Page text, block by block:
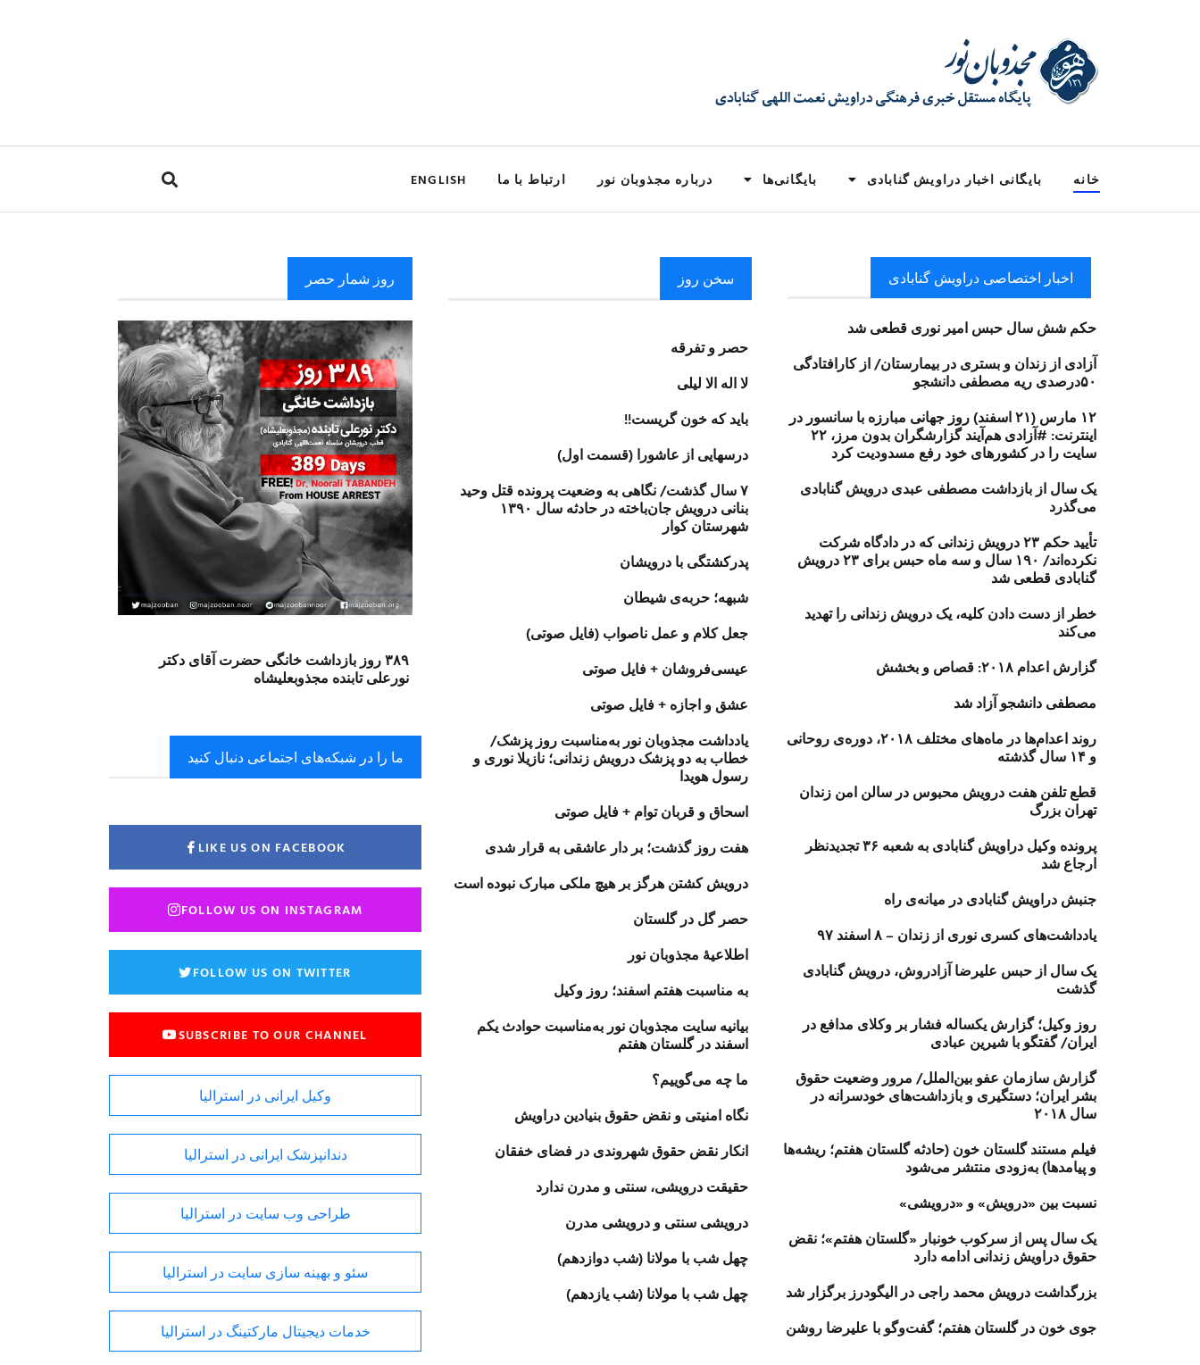
خانه بایگانی اخبار دراویش گنابادی بایگانی‌ها درباره مجذوبان نور ارتباط با ما ENGLISH
اخبار اختصاصی دراویش گنابادی
حکم شش سال حبس امیر نوری قطعی شد
آزادی از زندان و بستری در بیمارستان/ از کارافتادگی
۵۰درصدی ریه مصطفی دانشجو
۱۲ مارس (۲۱ اسفند) روز جهانی مبارزه با سانسور در
اینترنت: #آزادی هم‌آیند گزارشگران‌ بدون مرز، ۲۲
سایت را در کشورهای خود رفع مسدودیت کرد
یک سال از بازداشت مصطفی عبدی درویش گنابادی
می‌گذرد
تأیید حکم ۲۳ درویش زندانی که در دادگاه شرکت
نکرده‌اند/ ۱۹۰ سال و سه ماه حبس برای ۲۳ درویش
گنابادی قطعی شد
خطر از دست دادن کلیه، یک درویش زندانی را تهدید
می‌کند
گزارش اعدام ۲۰۱۸: قصاص و بخشش
مصطفی دانشجو آزاد شد
روند اعدام‌ها در ماه‌های مختلف ۲۰۱۸، دوره‌ی روحانی
و ۱۴ سال گذشته
قطع تلفن هفت درویش محبوس در سالن امن زندان
تهران بزرگ
پرونده وکیل دراویش گنابادی به شعبه ۳۶ تجدیدنظر
ارجاع شد
جنبش دراویش گنابادی در میانه‌ی راه
یادداشت‌های کسری نوری از زندان – ۸ اسفند ۹۷
یک سال از حبس علیرضا آزادروش، درویش گنابادی
گذشت
روز وکیل؛ گزارش یکساله فشار بر وکلای مدافع در
ایران/ گفتگو با شیرین عبادی
گزارش سازمان عفو بین‌الملل/ مرور وضعیت حقوق
بشر ایران؛ دستگیری و بازداشت‌های خودسرانه در
سال ۲۰۱۸
فیلم مستند گلستان خون (حادثه گلستان هفتم؛ ریشه‌ها
و پیامدها) به‌زودی منتشر می‌شود
نسبت بین «درویش» و «درویشی»
یک سال پس از سرکوب خونبار «گلستان هفتم»؛ نقض
حقوق دراویش زندانی ادامه دارد
بزرگداشت درویش محمد راجی در الیگودرز برگزار شد
جوی خون در گلستان هفتم؛ گفت‌وگو با علیرضا روشن
سخن روز
حصر و تفرقه
لا اله الا لیلی
باید که خون گریست!!
درسهایی از عاشورا (قسمت اول)
۷ سال گذشت/ نگاهی به وضعیت پرونده قتل وحید
بنانی درویش جان‌باخته در حادثه سال ۱۳۹۰
شهرستان کوار
پدرکشتگی با درویشان
شبهه؛ حربه‌ی شیطان
جعل کلام و عمل ناصواب (فایل صوتی)
عیسی‌فروشان + فایل صوتی
عشق و اجازه + فایل صوتی
یادداشت مجذوبان نور به‌مناسبت روز پزشک/
خطاب به دو پزشک درویش زندانی؛ نازیلا نوری و
رسول هویدا
اسحاق و قربان توام + فایل صوتی
هفت روز گذشت؛ بر دار عاشقی به قرار شدی
درویش کشتن هرگز بر هیچ ملکی مبارک نبوده است
حصر گل در گلستان
اطلاعیهٔ مجذوبان نور
به مناسبت هفتم اسفند؛ روز وکیل
بیانیه‌ سایت مجذوبان نور به‌مناسبت حوادث یکم
اسفند در گلستان هفتم
ما چه می‌گوییم؟
نگاه امنیتی و نقض حقوق بنیادین دراویش
انکار نقض حقوق شهروندی در فضای خفقان
حقیقت درویشی، سنتی و مدرن ندارد
درویشی سنتی و درویشی مدرن
چهل شب با مولانا (شب دوازدهم)
چهل شب با مولانا (شب یازدهم)
روز شمار حصر
۳۸۹ روز بازداشت خانگی حضرت آقای دکتر
نورعلی تابنده مجذوبعلیشاه
ما را در شبکه‌های اجتماعی دنبال کنید
LIKE US ON FACEBOOK
FOLLOW US ON INSTAGRAM
FOLLOW US ON TWITTER
SUBSCRIBE TO OUR CHANNEL
وکیل ایرانی در استرالیا
دندانپزشک ایرانی در استرالیا
طراحی وب سایت در استرالیا
سئو و بهینه سازی سایت در استرالیا
خدمات دیجیتال مارکتینگ در استرالیا